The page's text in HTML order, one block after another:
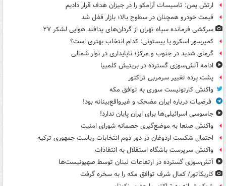
ارتش یمن: تاسیسات آرامکو را در جیزان هدف قرار دادیم
قیمت خودرو همچنان در سطوح بالا؛ بازار قفل شد
سرکشی فرمانده سپاه تهران از گردان‌های پدافند هوایی لشکر ۲۷
کمپرسور اسکرو یا پیستونی: کدام انتخاب بهتری است؟
گرمای شدید در جنوب و مرکز؛ ناپایداری در نوار شمالی
ادامه آتش‌سوزی گسترده در بریتیش کلمبیا
پشت پرده تغییر سرمربی تراکتور
واکنش کارتونیست سوری به توافق مکه
فرضیات درباره ایران مضحک و غیرواقع‌بینانه بود!
جاسوسی اسرائیلی‌ها برای ایران پایان ندارد!
واکنش صنعا به موضع‌گیری خصمانه شورای امنیت
احتمال شکست اردوغان در دور دوم انتخابات ریاست جمهوری ترکیه
واکنش سرپرست باشگاه استقلال به انتقادات
آتش‌سوزی گسترده در ارتفاعات لبنان توسط صهیونیست‌ها
کاریکاتور/ کمال شرف توافق مکه را به سخره گرفت